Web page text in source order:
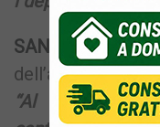
SANITA’
dell’agenda della
“Al centro è